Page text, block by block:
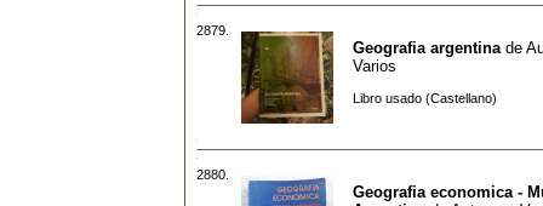
2879.
Geografia argentina de
Varios
Libro usado (Castellano)
2880.
Geografia economica -